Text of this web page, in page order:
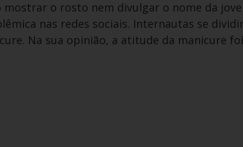
mostrar o rosto nem divulgar o nome da
nas redes sociais. Internautas se
Na sua opinião, a atitude da manicure